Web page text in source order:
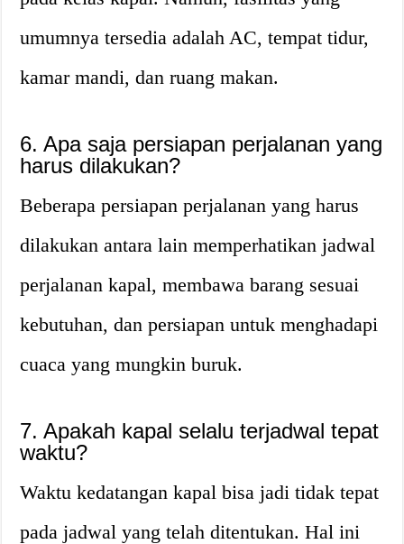
umumnya tersedia adalah AC, tempat tidur,
kamar mandi, dan ruang makan.
6. Apa saja persiapan perjalanan yang
harus dilakukan?
Beberapa persiapan perjalanan yang harus
dilakukan antara lain memperhatikan jadwal
perjalanan kapal, membawa barang sesuai
kebutuhan, dan persiapan untuk menghadapi
cuaca yang mungkin buruk.
7. Apakah kapal selalu terjadwal tepat
waktu?
Waktu kedatangan kapal bisa jadi tidak tepat
pada jadwal yang telah ditentukan. Hal ini